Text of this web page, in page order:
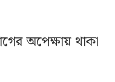
অপেক্ষায় থাকা